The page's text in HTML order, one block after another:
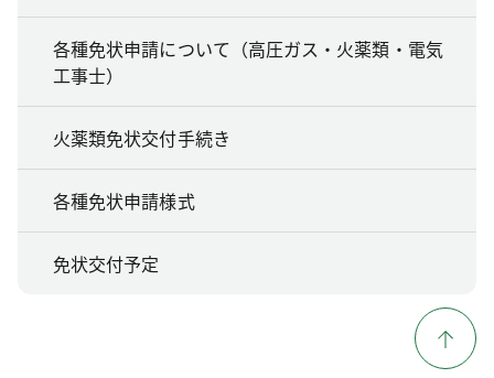
各種免状申請について（高圧ガス・火薬類・電気
工事士）
火薬類免状交付手続き
各種免状申請様式
免状交付予定